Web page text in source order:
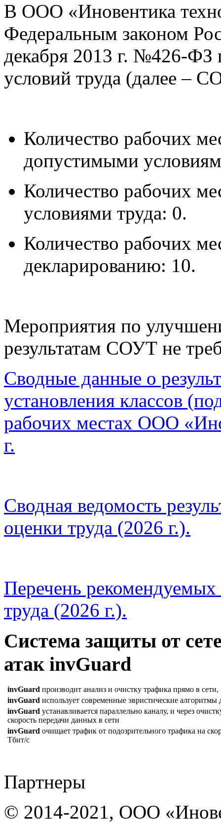
В ООО «Иновентика
Федеральным законом
декабря 2013 г. №426-ФЗ
условий труда (далее –
Количество рабочих
допустимыми
Количество рабочих
условиями труда: 0.
Количество рабочих
декларированию: 10.
Мероприятия по
результатам СОУТ не
Сводные данные о
установления классов
рабочих местах ООО
г.
Сводная ведомость
оценки труда (2026 г.).
Перечень
труда (2026 г.).
Система защиты от
атак invGuard
invGuard производит анализ и очистку трафика прямо в сети,
invGuard использует современные эвристические
invGuard устанавливается параллельно каналу, и через
скорость передачи данных в сети
invGuard очищает трафик от подозрительного трафика на
Тбит/с
Партнеры
© 2014-2021, ООО